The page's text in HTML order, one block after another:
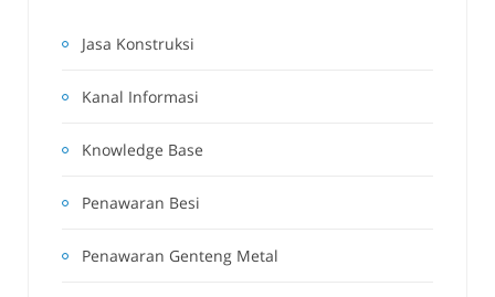
Jasa Konstruksi
Kanal Informasi
Knowledge Base
Penawaran Besi
Penawaran Genteng Metal